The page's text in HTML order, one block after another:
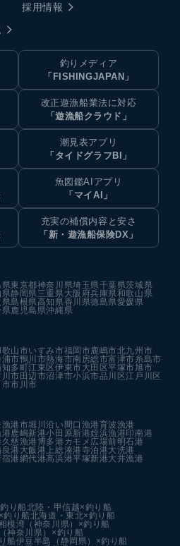
採用情報
釣りメディア
「FISHINGJAPAN」
改正遊漁船業法に対応
「遊漁船クラウド」
潮見表アプリ
「タイドグラフBI」
魚図鑑AIアプリ
「マイAI」
充実の補償内容と安さ
「新・遊漁船保険DX」
県東京都神奈川県埼玉県千葉県茨城県
県静岡県三重県大阪府兵庫県和歌山県
県島根県高知県香川県徳島県愛媛県
県鹿児島県沖縄県
歌山市いすみ市福岡市鹿嶋市北九州市
浦市鴨川市熱海市南房総市富津市糸島市
知多町江東区伊東市大田区平塚市旭市
川市田辺市沼津市小浜市品川区江戸川区
市市川市
港市堀川沿い 間口漁港育波漁港
鹿嶋新港小田原新港姪浜漁港印南港
久慈漁港博多港カモメ広場前明石港
良港 大飯港 上総湊港寺泊港大洗港
港網代港高浜港平塚新港大井漁港
り船北陸・甲信越×釣り船
釣り船北海道・東北×釣り船
模湾（神奈川県）×釣り船
神奈川県）×釣り船
船伊豆半島（静岡県）×釣り船